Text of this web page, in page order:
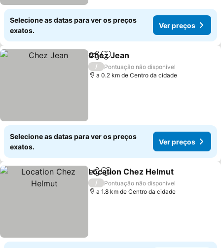
Selecione as datas para ver os preços
exatos.
Ver preços
PartilharAdicionar aos favoritos
Chez Jean
/
Pontuação não disponível
a 0.2 km de Centro da cidade
Selecione as datas para ver os preços
exatos.
Ver preços
PartilharAdicionar aos favoritos
Location Chez Helmut
/
Pontuação não disponível
a 1.8 km de Centro da cidade